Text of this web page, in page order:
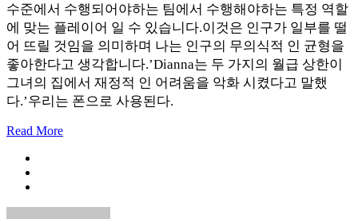
수준에서 수행되어야하는 팀에서 수행해야하는 특정 역할
에 맞는 플레이어 일 수 있습니다.이것은 인구가 일부를 떨
어 뜨릴 것임을 의미하며 나는 인구의 무의식적 인 균형을
좋아한다고 생각합니다.’Dianna는 두 가지의 월급 상한이
그녀의 집에서 재정적 인 어려움을 악화 시켰다고 말했
다.’우리는 폰으로 사용된다.
Read More